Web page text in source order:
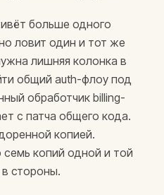
больше одного
ловит один и тот же
лишняя колонка в
общий auth-флоу под
обработчик billing-
с патча общего кода.
копией.
копий одной и той
стороны.